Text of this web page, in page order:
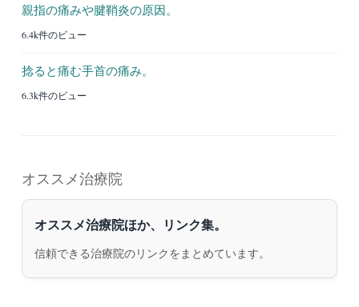
親指の痛みや腱鞘炎の原因。
6.4k件のビュー
捻ると痛む手首の痛み。
6.3k件のビュー
オススメ治療院
オススメ治療院ほか、リンク集。
信頼できる治療院のリンクをまとめています。